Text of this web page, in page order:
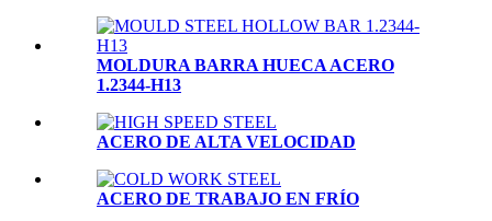
MOLDURA BARRA HUECA ACERO
1.2344-H13
ACERO DE ALTA VELOCIDAD
ACERO DE TRABAJO EN FRÍO